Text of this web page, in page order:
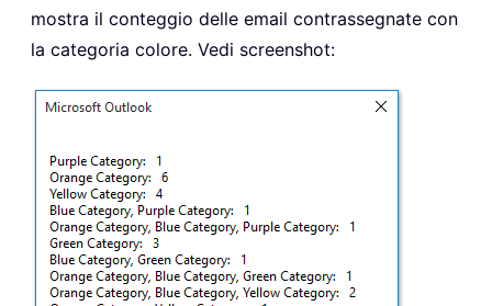
mostra il conteggio delle email contrassegnate con
la categoria colore. Vedi screenshot: